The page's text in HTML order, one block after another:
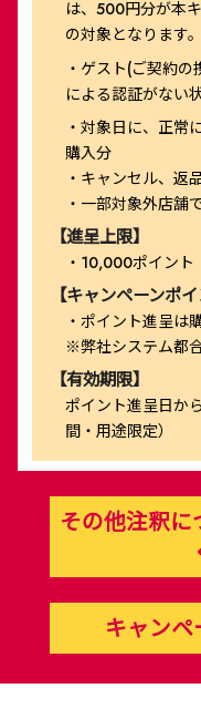
は、500円分が本
の対象となります。
・ゲスト(ご契約
による認証がない
・対象日に、正常
購入分
・キャンセル、返
・一部対象外店舗
【進呈上限】
・10,000ポイント
【キャンペーンポ
・ポイント進呈は
※弊社システム都
【有効期限】
ポイント進呈日か
間・用途限定）
その他注釈
キャン